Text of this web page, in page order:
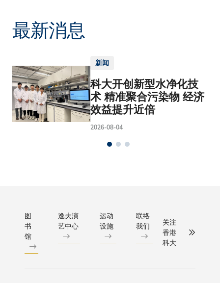
最新消息
新闻
科大开创新型水净化技
术 精准聚合污染物 经济
效益提升近倍
2026-08-04
图
书
馆
逸夫演
艺中心
运动
设施
联络
我们
关注
香港
科大